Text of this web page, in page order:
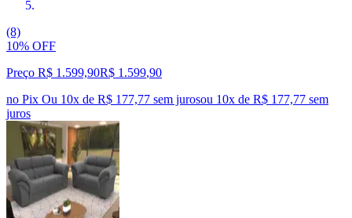
(8)
10% OFF
Preço R$ 1.599,90R$ 1.599,90
no Pix Ou 10x de R$ 177,77 sem jurosou 10x de R$ 177,77 sem
juros